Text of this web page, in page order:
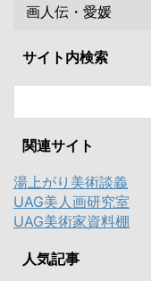
サイト内検索
関連サイト
湯上がり美術談義
UAG美人画研究室
UAG美術家資料棚
人気記事